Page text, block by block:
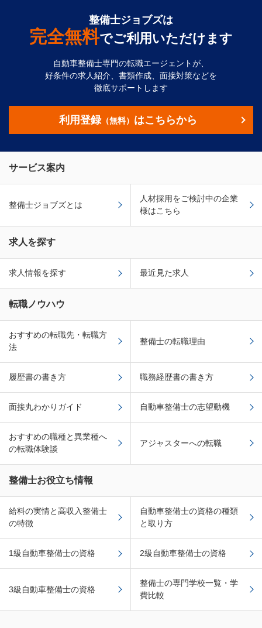
整備士ジョブズは
完全無料でご利用いただけます
自動車整備士専門の転職エージェントが、
好条件の求人紹介、書類作成、面接対策などを
徹底サポートします
利用登録（無料） はこちらから
サービス案内
整備士ジョブズとは
人材採用をご検討中の企業
様はこちら
求人を探す
求人情報を探す 最近見た求人
転職ノウハウ
おすすめの転職先・転職方
法
整備士の転職理由
履歴書の書き方 職務経歴書の書き方
面接丸わかりガイド 自動車整備士の志望動機
おすすめの職種と異業種へ
の転職体験談
アジャスターへの転職
整備士お役立ち情報
給料の実情と高収入整備士
の特徴
自動車整備士の資格の種類
と取り方
1級自動車整備士の資格 2級自動車整備士の資格
3級自動車整備士の資格
整備士の専門学校一覧・学
費比較